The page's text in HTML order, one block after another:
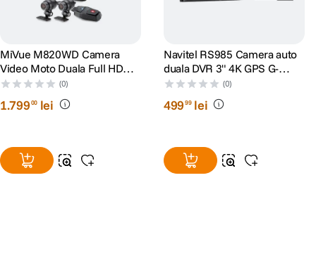
MiVue M820WD Camera
Video Moto Duala Full HD
WiFi Senzor Sony STARVIS
(0)
1.79900 lei
Navitel RS985 Camera auto
duala DVR 3" 4K GPS G-
Senzor
(0)
49999 lei